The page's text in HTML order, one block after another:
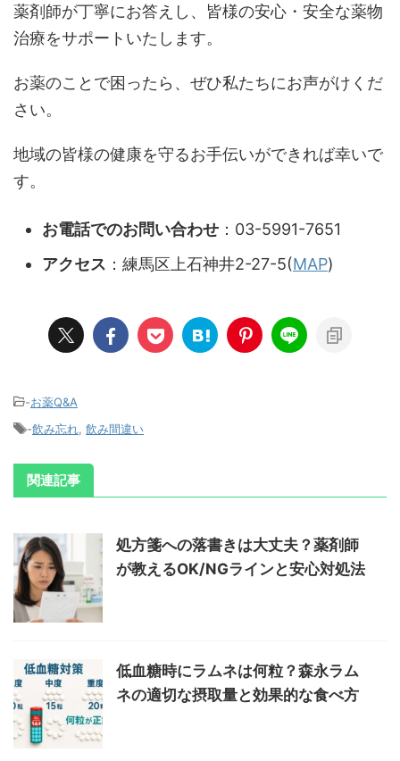
薬剤師が丁寧にお答えし、皆様の安心・安全な薬物
治療をサポートいたします。
お薬のことで困ったら、ぜひ私たちにお声がけくだ
さい。
地域の皆様の健康を守るお手伝いができれば幸いで
す。
お電話でのお問い合わせ ：03-5991-7651
アクセス ：練馬区上石神井2-27-5(MAP)
-お薬Q&A
-飲み忘れ 飲み間違い
関連記事
処方箋への落書きは大丈夫？薬剤師
が教えるOK/NGラインと安心対処法
低血糖時にラムネは何粒？森永ラム
ネの適切な摂取量と効果的な食べ方